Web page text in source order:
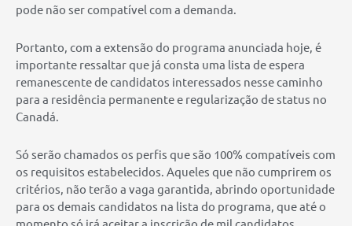
pode não ser compatível com a demanda.
Portanto, com a extensão do programa anunciada hoje, é
importante ressaltar que já consta uma lista de espera
remanescente de candidatos interessados nesse caminho
para a residência permanente e regularização de status no
Canadá.
Só serão chamados os perfis que são 100% compatíveis com
os requisitos estabelecidos. Aqueles que não cumprirem os
critérios, não terão a vaga garantida, abrindo oportunidade
para os demais candidatos na lista do programa, que até o